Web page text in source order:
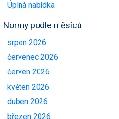
Úplná nabídka
Normy podle měsíců
srpen 2026
červenec 2026
červen 2026
květen 2026
duben 2026
březen 2026